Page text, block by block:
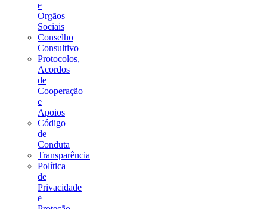
e
Orgãos
Sociais
Conselho
Consultivo
Protocolos,
Acordos
de
Cooperação
e
Apoios
Código
de
Conduta
Transparência
Política
de
Privacidade
e